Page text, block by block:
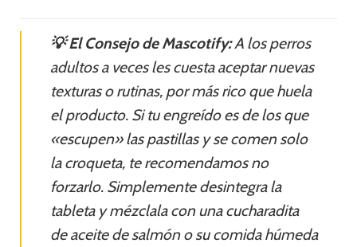
💡 El Consejo de Mascotify:A los perros
adultos a veces les cuesta aceptar nuevas
texturas o rutinas, por más rico que huela
el producto. Si tu engreído es de los que
«escupen» las pastillas y se comen solo
la croqueta, te recomendamos no
forzarlo. Simplemente desintegra la
tableta y mézclala con una cucharadita
de aceite de salmón o su comida húmeda